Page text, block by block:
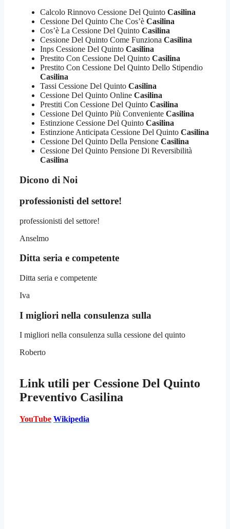
Calcolo Rinnovo Cessione Del Quinto Casilina
Cessione Del Quinto Che Cos’è Casilina
Cos’è La Cessione Del Quinto Casilina
Cessione Del Quinto Come Funziona Casilina
Inps Cessione Del Quinto Casilina
Prestito Con Cessione Del Quinto Casilina
Prestito Con Cessione Del Quinto Dello Stipendio
Casilina
Tassi Cessione Del Quinto Casilina
Cessione Del Quinto Online Casilina
Prestiti Con Cessione Del Quinto Casilina
Cessione Del Quinto Più Conveniente Casilina
Estinzione Cessione Del Quinto Casilina
Estinzione Anticipata Cessione Del Quinto Casilina
Cessione Del Quinto Della Pensione Casilina
Cessione Del Quinto Pensione Di Reversibilità
Casilina
Dicono di Noi
professionisti del settore!
professionisti del settore!
Anselmo
Ditta seria e competente
Ditta seria e competente
Iva
I migliori nella consulenza sulla
I migliori nella consulenza sulla cessione del quinto
Roberto
Link utili per Cessione Del Quinto
Preventivo Casilina
YouTube Wikipedia